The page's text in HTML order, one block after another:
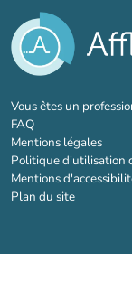
Vous êtes un
FAQ
Mentions légales
Politique d'utilisation
Mentions
Plan du site